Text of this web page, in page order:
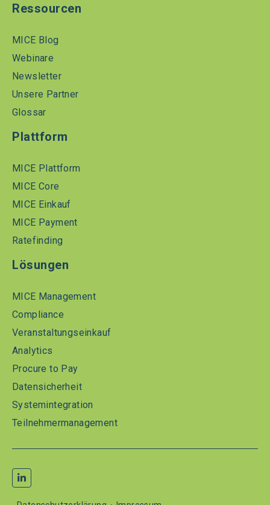
Ressourcen
MICE Blog
Webinare
Newsletter
Unsere Partner
Glossar
Plattform
MICE Plattform
MICE Core
MICE Einkauf
MICE Payment
Ratefinding
Lösungen
MICE Management
Compliance
Veranstaltungseinkauf
Analytics
Procure to Pay
Datensicherheit
Systemintegration
Teilnehmermanagement